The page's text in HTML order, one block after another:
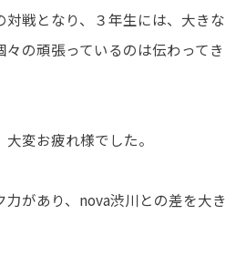
戦となり、３年生には、大きな
の頑張っているのは伝わってき
変お疲れ様でした。
力があり、nova渋川との差を大き